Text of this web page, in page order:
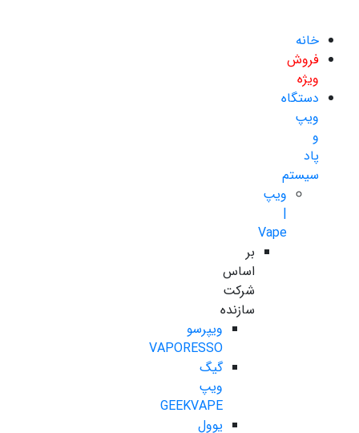
خانه
فروش
ویژه
دستگاه
ویپ
و
پاد
سیستم
ویپ
|
Vape
بر
اساس
شرکت
سازنده
ویپرسو
VAPORESSO
گیگ
ویپ
GEEKVAPE
یوول